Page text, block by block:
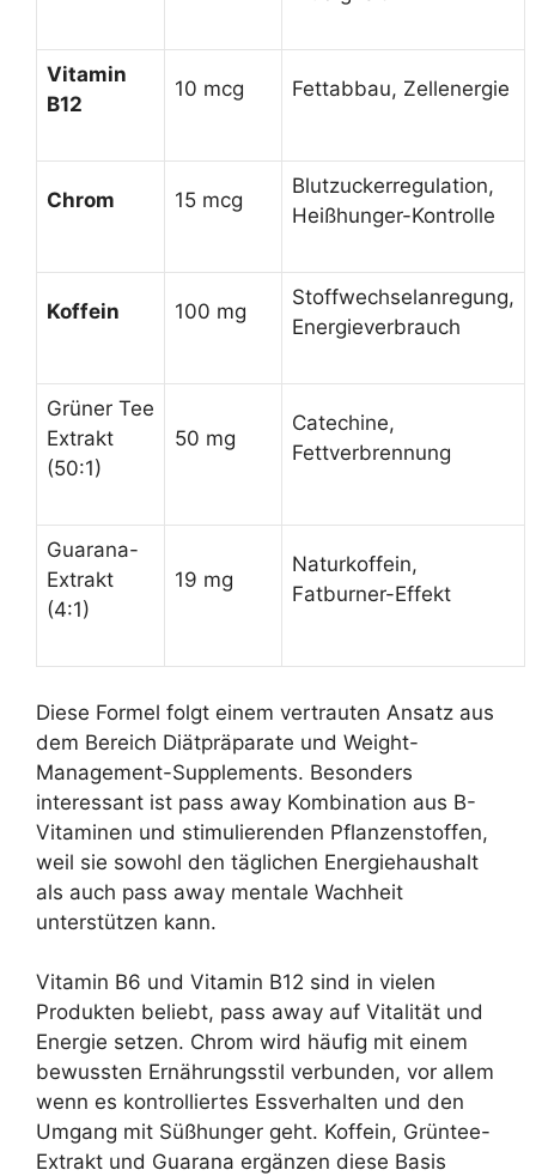
Vitamin
B12
10 mcg Fettabbau, Zellenergie
Chrom 15 mcg
Blutzuckerregulation,
Heißhunger-Kontrolle
Koffein 100 mg
Stoffwechselanregung,
Energieverbrauch
Grüner Tee
Extrakt
(50:1)
50 mg
Catechine,
Fettverbrennung
Guarana-
Extrakt
(4:1)
19 mg
Naturkoffein,
Fatburner-Effekt
Diese Formel folgt einem vertrauten Ansatz aus
dem Bereich Diätpräparate und Weight-
Management-Supplements. Besonders
interessant ist pass away Kombination aus B-
Vitaminen und stimulierenden Pflanzenstoffen,
weil sie sowohl den täglichen Energiehaushalt
als auch pass away mentale Wachheit
unterstützen kann.
Vitamin B6 und Vitamin B12 sind in vielen
Produkten beliebt, pass away auf Vitalität und
Energie setzen. Chrom wird häufig mit einem
bewussten Ernährungsstil verbunden, vor allem
wenn es kontrolliertes Essverhalten und den
Umgang mit Süßhunger geht. Koffein, Grüntee-
Extrakt und Guarana ergänzen diese Basis